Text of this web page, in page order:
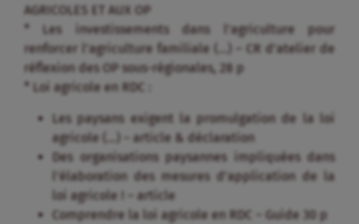
AGRICOLES ET AUX OP
* Les investissements dans l’agriculture pour
renforcer l’agriculture familiale (…) – CR d’atelier de
réflexion des OP sous-régionales, 28 p
* Loi agricole en RDC :
Les paysans exigent la promulgation de la loi
agricole (…) – article & déclaration
Des organisations paysannes impliquées dans
l’élaboration des mesures d’application de la
loi agricole ! – article
Comprendre la loi agricole en RDC – Guide 30 p